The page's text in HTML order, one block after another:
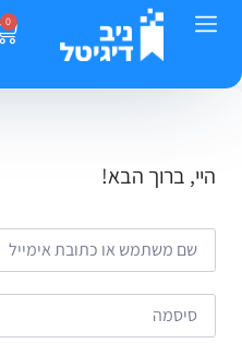
0
היי, ברוך הבא!